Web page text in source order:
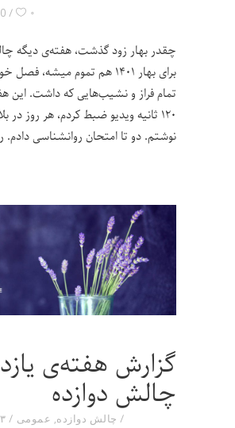
0 COMMENTS
۰
چقدر بهار زود گذشت، هفته‌ی دیگه
برای بهار ۱۴۰۱ هم تموم میشه،
تمام فراز و نشیب‌هایی که داشت. این
۱۲۰ ثانیه ویدیو ضبط کردم، هر روز
نوشتم. دو تا امتحان روانشناسی
گزارش هفته‌ی
چالش دوازده
۱۳ چالش دوازده, عمومی